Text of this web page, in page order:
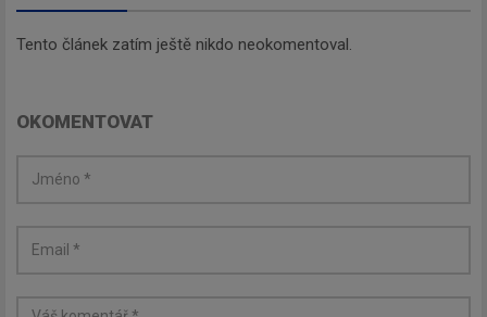
Tento článek zatím ještě nikdo neokomentoval.
OKOMENTOVAT